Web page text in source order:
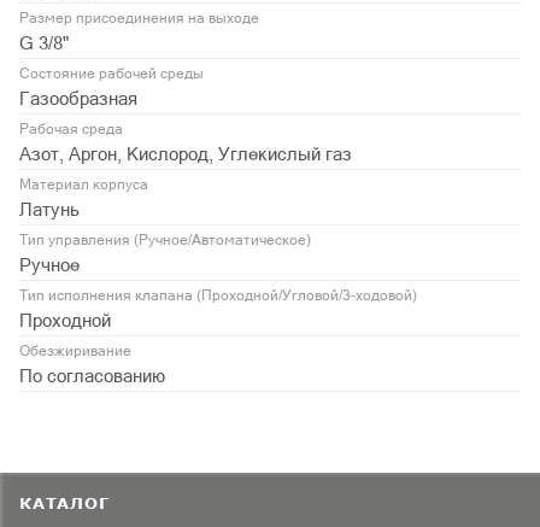
Размер присоединения на выходе
G 3/8"
Состояние рабочей среды
Газообразная
Рабочая среда
Азот, Аргон, Кислород, Углекислый газ
Материал корпуса
Латунь
Тип управления (Ручное/Автоматическое)
Ручное
Тип исполнения клапана (Проходной/Угловой/3-ходовой)
Проходной
Обезжиривание
По согласованию
КАТАЛОГ